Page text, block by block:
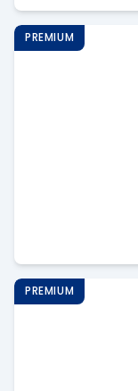
PREMIUM
PREMIUM